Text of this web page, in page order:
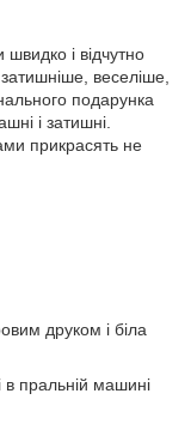
швидко і відчутно
затишніше, веселіше,
подарунка
і затишні.
прикрасять не
друком і біла
в пральній машині